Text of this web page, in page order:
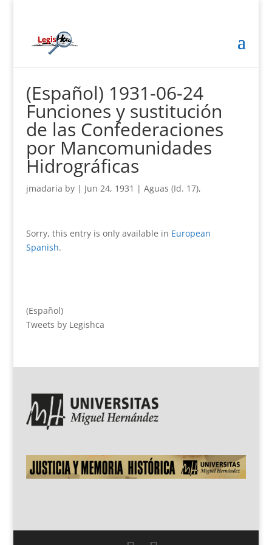
(Español) 1931-06-24
Funciones y sustitución
de las Confederaciones
por Mancomunidades
Hidrográficas
jmadaria by | Jun 24, 1931 | Aguas (Id. 17),
Sorry, this entry is only available in European
Spanish.
(Español)
Tweets by Legishca